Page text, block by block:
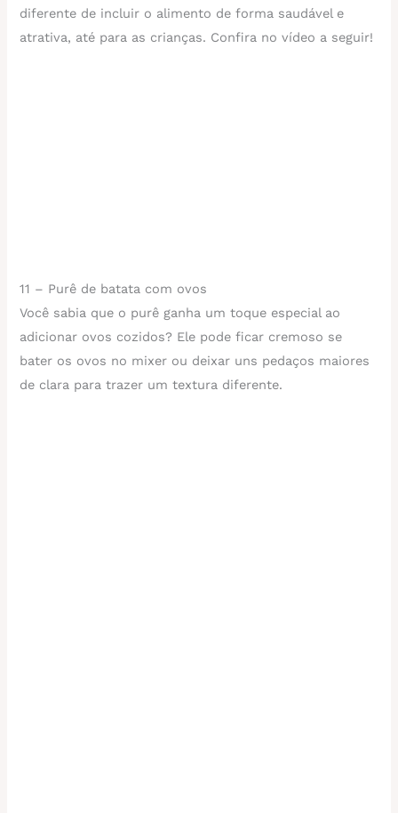
diferente de incluir o alimento de forma saudável e
atrativa, até para as crianças. Confira no vídeo a seguir!
11 – Purê de batata com ovos
Você sabia que o purê ganha um toque especial ao
adicionar ovos cozidos? Ele pode ficar cremoso se
bater os ovos no mixer ou deixar uns pedaços maiores
de clara para trazer um textura diferente.